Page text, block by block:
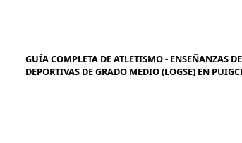
GUÍA COMPLETA DE ATLETISMO - ENSEÑANZAS
DEPORTIVAS DE GRADO MEDIO (LOGSE) EN